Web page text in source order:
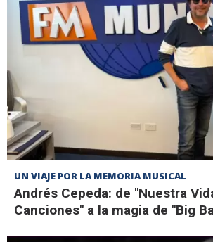
UN VIAJE POR LA MEMORIA MUSICAL
Andrés Cepeda: de "Nuestra
Canciones" a la magia de "Big